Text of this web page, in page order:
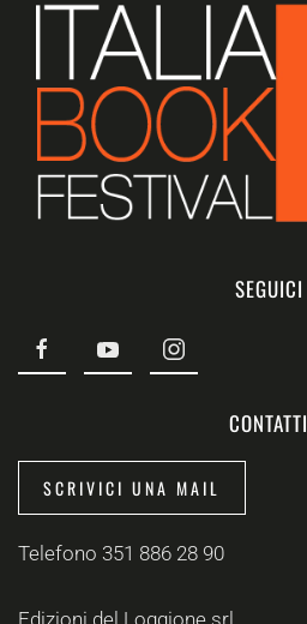
SEGUICI
CONTATTI
SCRIVICI UNA MAIL
Telefono 351 886 28 90